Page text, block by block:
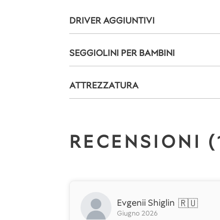
DRIVER AGGIUNTIVI
SEGGIOLINI PER BAMBINI
ATTREZZATURA
RECENSIONI (
Evgenii Shiglin 🇷🇺
Giugno 2026